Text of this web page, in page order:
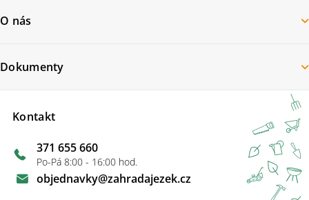
O nás
Kontakt
objednavky@zahradajezek.cz
371 655 660
Po-Pá 8:00 - 16:00 hod.
Dokumenty